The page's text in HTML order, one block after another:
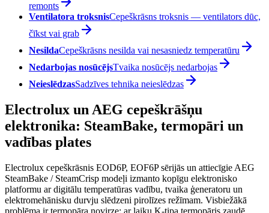
remonts
Ventilatora troksnisCepeškrāsns troksnis — ventilators dūc,
čīkst vai grab
NesildaCepeškrāsns nesilda vai nesasniedz temperatūru
Nedarbojas nosūcējsTvaika nosūcējs nedarbojas
NeieslēdzasSadzīves tehnika neieslēdzas
Electrolux un AEG cepeškrāšņu
elektronika: SteamBake, termopāri un
vadības plates
Electrolux cepeškrāsnis EOD6P, EOF6P sērijās un attiecīgie AEG
SteamBake / SteamCrisp modeļi izmanto kopīgu elektronisko
platformu ar digitālu temperatūras vadību, tvaika ģeneratoru un
elektromehānisku durvju slēdzeni pirolīzes režīmam. Visbiežākā